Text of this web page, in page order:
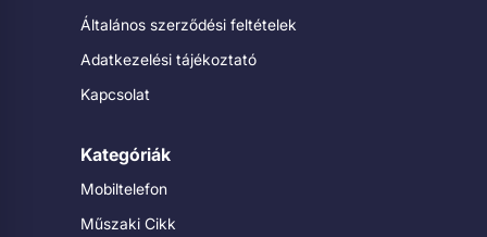
Általános szerződési feltételek
Adatkezelési tájékoztató
Kapcsolat
Kategóriák
Mobiltelefon
Műszaki Cikk